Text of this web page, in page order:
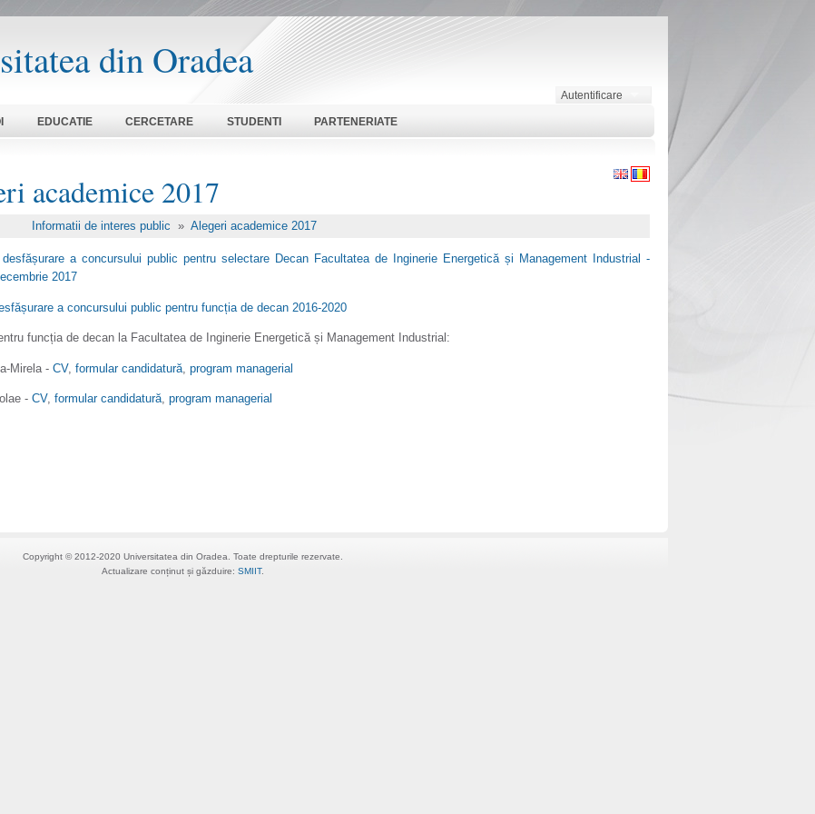
din Oradea
Autentificare
EDUCATIE CERCETARE STUDENTI PARTENERIATE
academice 2017
Informatii de interes public » Alegeri academice 2017
a concursului public pentru selectare Decan Facultatea de Inginerie Energetică și Management Industrial -
2017
a concursului public pentru funcția de decan 2016-2020
funcția de decan la Facultatea de Inginerie Energetică și Management Industrial:
Mirela - CV, formular candidatură program managerial
- CV, formular candidatură program managerial
Copyright © 2012-2020 Universitatea din Oradea. Toate drepturile rezervate.
Actualizare conținut și găzduire: SMIIT.